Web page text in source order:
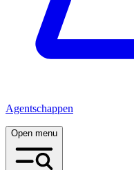
Agentschappen
Open menu